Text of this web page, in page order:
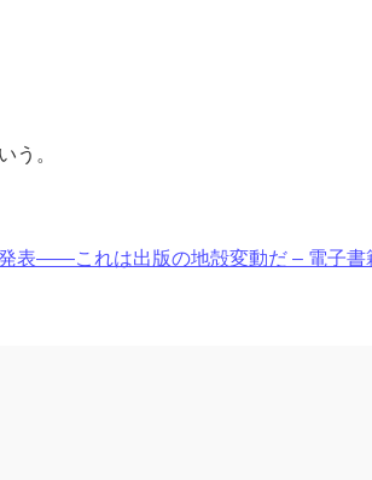
う。
表――これは出版の地殻変動だ – 電子書